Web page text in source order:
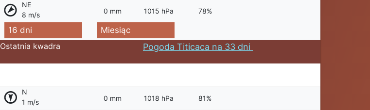
NE
8 m/s
0 mm 1015 hPa 78%
16 dni
Miesiąc
Ostatnia kwadra Pogoda Titicaca na 33 dni
N
1 m/s
0 mm 1018 hPa 81%